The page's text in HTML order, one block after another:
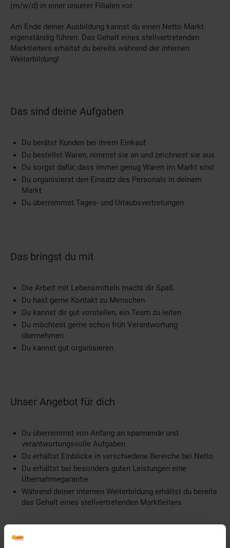
(m/w/d) in einer unserer Filialen vor.
Am Ende deiner Ausbildung kannst du einen Netto Markt
eigenständig führen. Das Gehalt eines stellvertretenden
Marktleiters erhältst du bereits während der internen
Weiterbildung!
Das sind deine Aufgaben
Du berätst Kunden bei ihrem Einkauf
Du bestellst Waren, nimmst sie an und zeichnest sie aus
Du sorgst dafür, dass immer genug Waren im Markt sind
Du organisierst den Einsatz des Personals in deinem
Markt
Du übernimmst Tages- und Urlaubsvertretungen
Das bringst du mit
Die Arbeit mit Lebensmitteln macht dir Spaß
Du hast gerne Kontakt zu Menschen
Du kannst dir gut vorstellen, ein Team zu leiten
Du möchtest gerne schon früh Verantwortung
übernehmen
Du kannst gut organisieren
Unser Angebot für dich
Du übernimmst von Anfang an spannende und
verantwortungsvolle Aufgaben
Du erhältst Einblicke in verschiedene Bereiche bei Netto
Du erhältst bei besonders guten Leistungen eine
Übernahmegarantie
Während deiner internen Weiterbildung erhältst du bereits
das Gehalt eines stellvertretenden Marktleiters